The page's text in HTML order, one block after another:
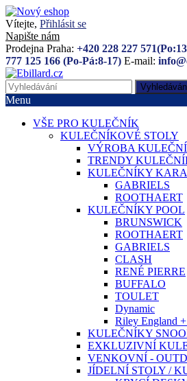
Vítejte, Přihlásit se
Napište nám
Prodejna Praha: +420 228 227
777 125 166 (Po-Pá:8-17) E-mail:
Menu
VŠE PRO KULEČNÍK
KULEČNÍKOVÉ STOLY
VÝROBA
TRENDY
KULEČNÍKY
GABRIELS
ROOTHAERT
KULEČNÍKY POOL
BRUNSWICK
ROOTHAERT
GABRIELS
CLASH
RENÉ PIERRE
BUFFALO
TOULET
Dynamic
Riley England
KULEČNÍKY
EXKLUZIVNÍ
VENKOVNÍ -
JÍDELNÍ STOLY /